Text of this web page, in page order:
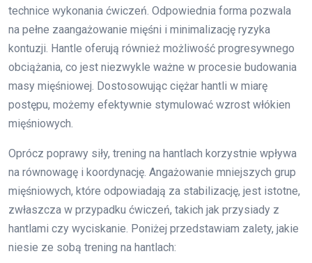
technice wykonania ćwiczeń. Odpowiednia forma pozwala
na pełne zaangażowanie mięśni i minimalizację ryzyka
kontuzji. Hantle oferują również możliwość progresywnego
obciążania, co jest niezwykle ważne w procesie budowania
masy mięśniowej. Dostosowując ciężar hantli w miarę
postępu, możemy efektywnie stymulować wzrost włókien
mięśniowych.
Oprócz poprawy siły, trening na hantlach korzystnie wpływa
na równowagę i koordynację. Angażowanie mniejszych grup
mięśniowych, które odpowiadają za stabilizację, jest istotne,
zwłaszcza w przypadku ćwiczeń, takich jak przysiady z
hantlami czy wyciskanie. Poniżej przedstawiam zalety, jakie
niesie ze sobą trening na hantlach: